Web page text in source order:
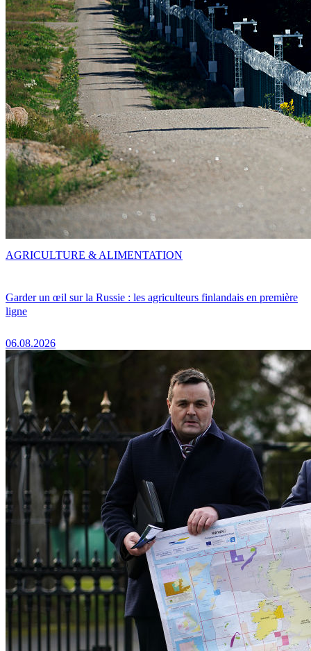
Garder un œil sur la Russie : les agriculteurs finlandais en première
ligne
06.08.2026
AGRICULTURE & ALIMENTATION